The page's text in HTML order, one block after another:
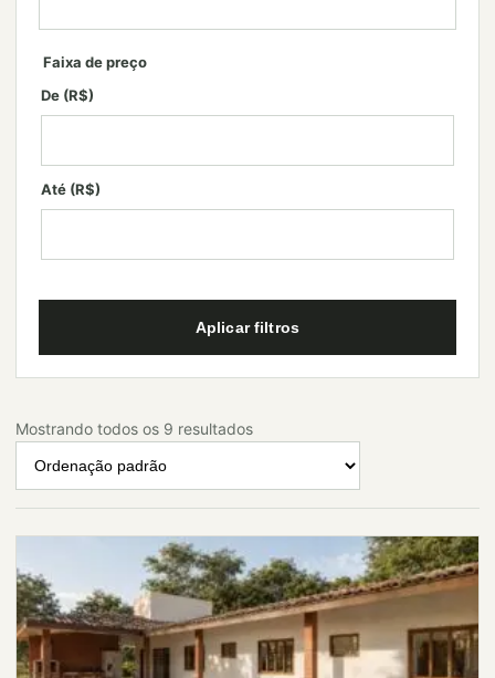
Faixa de preço
De (R$)
Até (R$)
Aplicar filtros
Mostrando todos os 9 resultados